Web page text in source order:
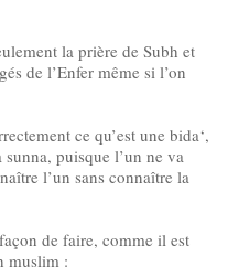
la prière de Subh et
de l’Enfer même si l’on
ce qu’est une bida‘,
puisque l’un ne va
l’un sans connaître la
de faire, comme il est
muslim :